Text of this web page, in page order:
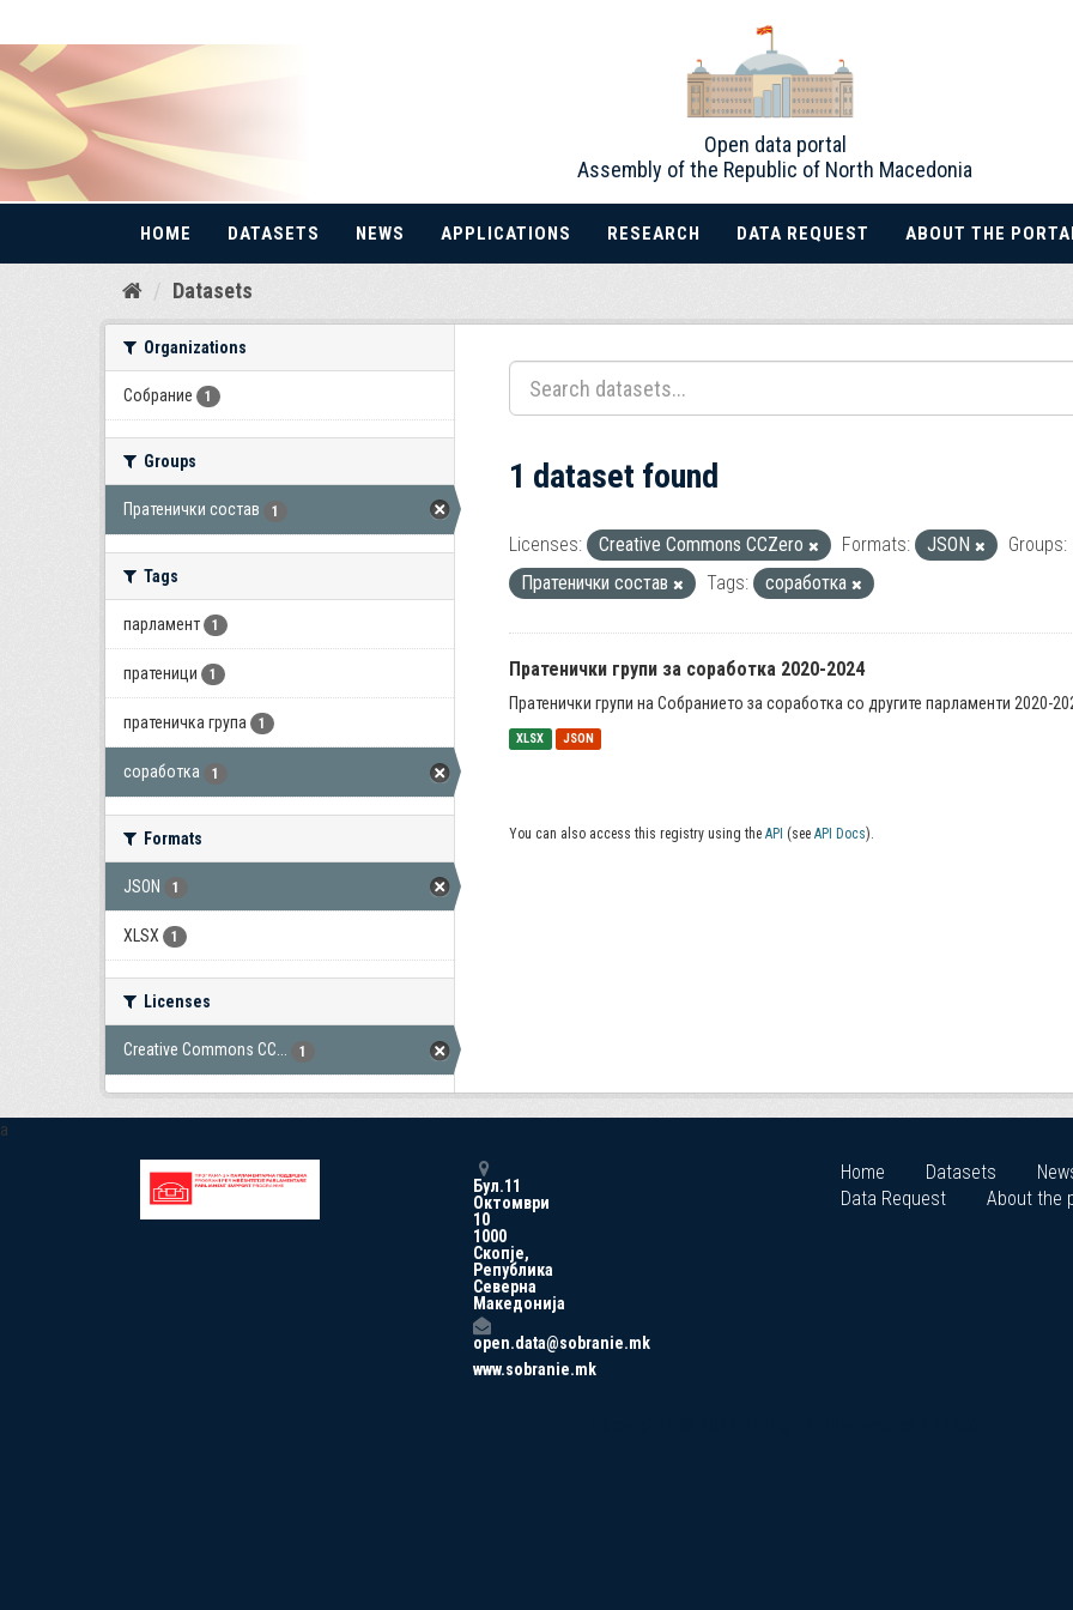
Skip
Open data portal
Assembly of the Republic of North Macedonia
HOME DATASETS NEWS APPLICATIONS RESEARCH DATA REQUEST ABOUT THE
Datasets
Organizations
Собрание 1
Groups
Пратенички состав 1
Tags
парламент 1
пратеници 1
пратеничка група 1
соработка 1
Formats
JSON 1
XLSX 1
Licenses
Creative Commons CC... 1
1 dataset found
Licenses: Creative Commons CCZero Formats: JSON
Groups:
Пратенички состав
Tags: соработка
Пратенички групи за соработка 2020-2024
Пратенички групи на Собранието за соработка со другите парламенти 2020-
XLSX JSON
You can also access this registry using the API (see API Docs).
a
Бул.11
Октомври
10
1000
Скопје,
Република
Северна
Македонија
open.data@sobranie.mk
www.sobranie.mk
Home Datasets
Data Request
About the